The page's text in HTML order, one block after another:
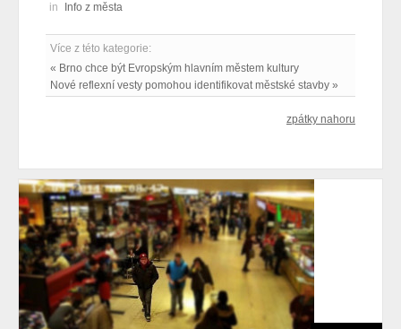
in Info z města
Více z této kategorie:
« Brno chce být Evropským hlavním městem kultury
Nové reflexní vesty pomohou identifikovat městské stavby »
zpátky nahoru